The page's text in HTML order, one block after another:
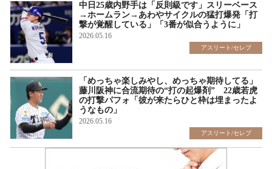
中日25歳内野手は「反則級です」スリーベース
→ホームラン→あわやサイクルの猛打爆発「打
撃が覚醒している」「3番が似合うように」
2026.05.16
アスリート/セレブ
「めっちゃ楽しみやし、めっちゃ期待してる」
藤川阪神に合流期待の“打の起爆剤” 22歳若虎
の打撃パフォ「彼が来たらひと枠は埋まったよ
うなもの」
2026.05.16
アスリート/セレブ